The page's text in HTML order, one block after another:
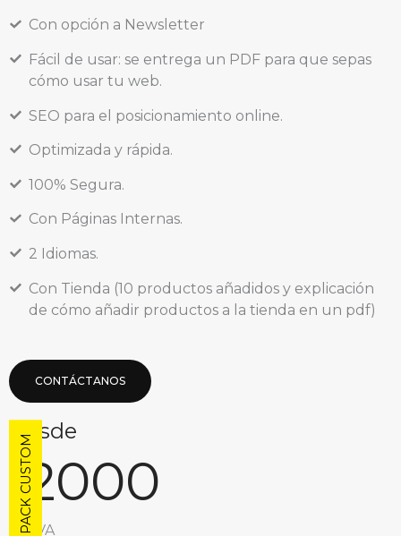
Con opción a Newsletter
Fácil de usar: se entrega un PDF para que sepas
cómo usar tu web.
SEO para el posicionamiento online.
Optimizada y rápida.
100% Segura.
Con Páginas Internas.
2 Idiomas.
Con Tienda (10 productos añadidos y explicación
de cómo añadir productos a la tienda en un pdf)
CONTÁCTANOS
PACK CUSTOM
Desde
€2000
sin IVA